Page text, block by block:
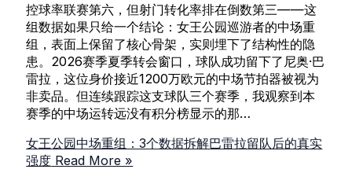
控球率联赛第六，但射门转化率排在倒数第三——这
组数据如果只给一个结论：女王公园巡游者的中场重
组，表面上保留了核心骨架，实则埋下了结构性的隐
患。2026赛季夏季转会窗口，球队成功留下了尼奥·巴
雷拉，这位身价接近1200万欧元的中场节拍器被视为
非卖品。但连续跟踪这支球队三个赛季，我观察到本
赛季的中场运转远没有积分榜显示的那…
女王公园中场重组：3个数据拆解巴雷拉留队后的真实
强度 Read More »